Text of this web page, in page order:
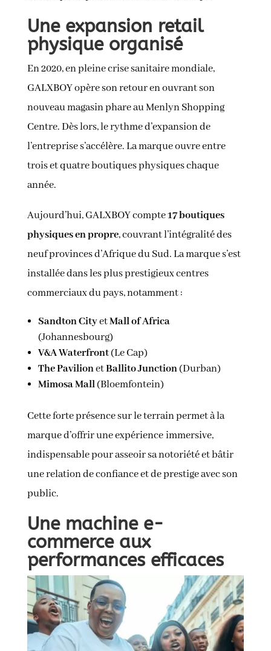
Une expansion retail
physique organisé
En 2020, en pleine crise sanitaire mondiale,
GALXBOY opère son retour en ouvrant son
nouveau magasin phare au Menlyn Shopping
Centre. Dès lors, le rythme d’expansion de
l’entreprise s’accélère. La marque ouvre entre
trois et quatre boutiques physiques chaque
année.
Aujourd’hui, GALXBOY compte17 boutiques
physiques en propre, couvrant l’intégralité des
neuf provinces d’Afrique du Sud. La marque s’est
installée dans les plus prestigieux centres
commerciaux du pays, notamment :
Sandton CityetMall of Africa
(Johannesbourg)
V&A Waterfront(Le Cap)
The PavilionetBallito Junction(Durban)
Mimosa Mall(Bloemfontein)
Cette forte présence sur le terrain permet à la
marque d’offrir une expérience immersive,
indispensable pour asseoir sa notoriété et bâtir
une relation de confiance et de prestige avec son
public.
Une machine e-
commerce aux
performances efficaces